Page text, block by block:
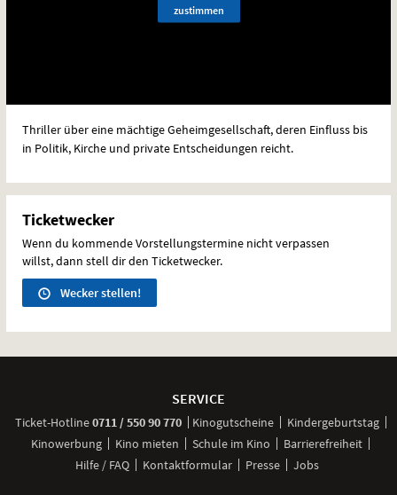
zustimmen
Thriller über eine mächtige Geheimgesellschaft, deren Einfluss bis
in Politik, Kirche und private Entscheidungen reicht.
Ticketwecker
Wenn du kommende Vorstellungstermine nicht verpassen
willst, dann stell dir den Ticketwecker.
Wecker stellen!
SERVICE
Ticket-Hotline0711 / 550 90 770anrufen
Kinogutscheine
Kindergeburtstag
Kinowerbung
Kino mieten Schule im Kino
Barrierefreiheit
Hilfe / FAQ
Kontaktformular Presse Jobs